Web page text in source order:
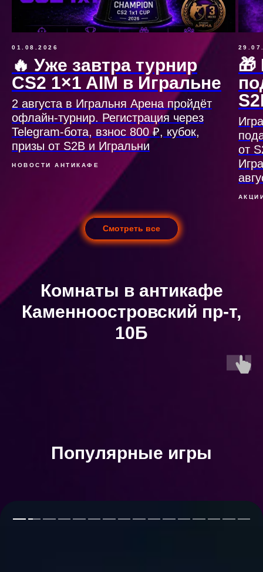
01.08.2026
🔥 Уже завтра турнир
CS2 1×1 AIM в Игральне
2 августа в Игральня Арена пройдёт
офлайн-турнир. Регистрация через
Telegram-бота, взнос 800 ₽, кубок,
призы от S2B и Игральни
НОВОСТИ АНТИКАФЕ
🎁
от
Смотреть все
Комнаты в антикафе
Каменноостровский пр-т,
10Б
Популярные игры